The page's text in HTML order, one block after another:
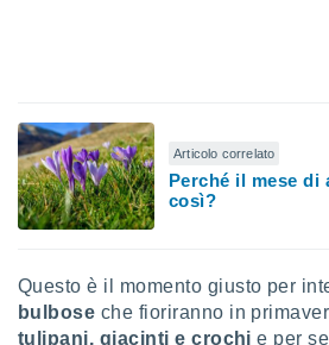
al quale
Per
tuo
o
facendo
Articolo correlato
Perché il mese di
così?
Questo è il momento giusto per
bulbose che fioriranno in
tulipani, giacinti e crochi e per